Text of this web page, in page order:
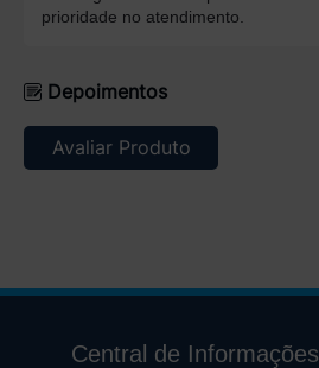
prioridade no atendimento.
Depoimentos
Avaliar Produto
Central de Informações